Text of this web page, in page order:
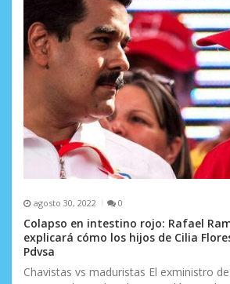
agosto 30, 2022 0
Colapso en intestino rojo: Rafael
explicará cómo los hijos de Cilia
Pdvsa
Chavistas vs maduristas El exministro